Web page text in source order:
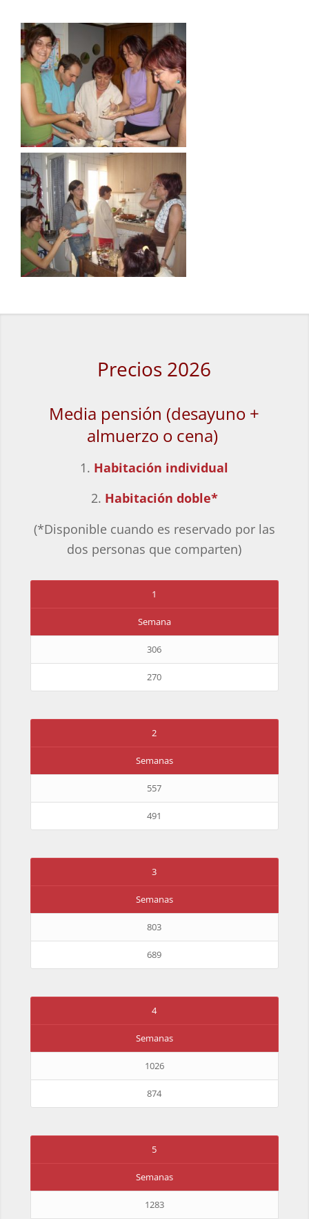
Precios 2026
Media pensión (desayuno +
almuerzo o cena)
1. Habitación individual
2. Habitación doble*
(*Disponible cuando es reservado por las
dos personas que comparten)
1
Semana
306
270
2
Semanas
557
491
3
Semanas
803
689
4
Semanas
1026
874
5
Semanas
1283